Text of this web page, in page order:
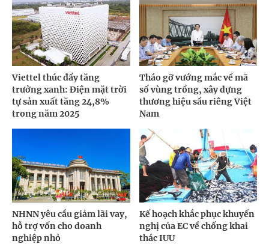
Viettel thúc đẩy tăng
trưởng xanh: Điện mặt trời
tự sản xuất tăng 24,8%
trong năm 2025
Tháo gỡ vướng mắc về mã
số vùng trồng, xây dựng
thương hiệu sầu riêng Việt
Nam
NHNN yêu cầu giảm lãi vay,
hỗ trợ vốn cho doanh
nghiệp nhỏ
Kế hoạch khắc phục khuyến
nghị của EC về chống khai
thác IUU